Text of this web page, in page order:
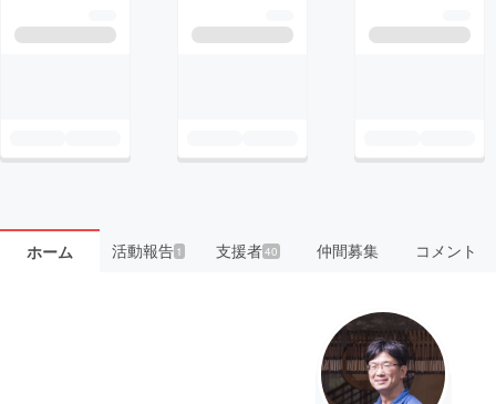
ホーム 活動報告1 支援者40 仲間募集 コメント